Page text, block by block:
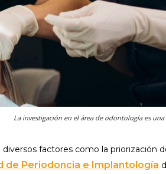
La investigación en el área de odontología es
factores como la priorización
de Periodoncia e Implantología